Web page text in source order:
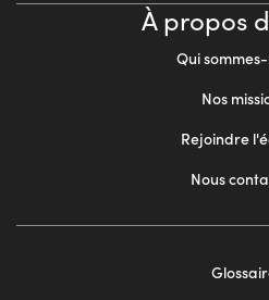
À propos
Qui
Nos
Rejoindre
Nous